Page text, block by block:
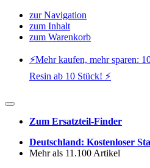
zur Navigation
zum Inhalt
zum Warenkorb
⚡️Mehr kaufen, mehr sparen:
Resin ab 10 Stück! ⚡️
Zum Ersatzteil-Finder
Deutschland: Kostenloser
Mehr als 11.100 Artikel